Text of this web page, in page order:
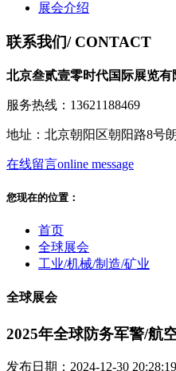
展会介绍
联系我们/ CONTACT
北京叁贰壹零时代国际展览有
服务热线：13621188469
地址：北京朝阳区朝阳路8号
在线留言online message
您现在的位置：
首页
全球展会
工业/机械/制造/矿业
全球展会
2025年全球防务军警/航
发布日期：2024-12-30 20:28:19